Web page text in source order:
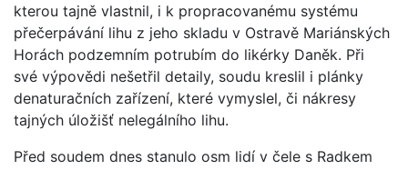
kterou tajně vlastnil, i k propracovanému systému
přečerpávání lihu z jeho skladu v Ostravě Mariánských
Horách podzemním potrubím do likérky Daněk. Při
své výpovědi nešetřil detaily, soudu kreslil i plánky
denaturačních zařízení, které vymyslel, či nákresy
tajných úložišť nelegálního lihu.
Před soudem dnes stanulo osm lidí v čele s Radkem